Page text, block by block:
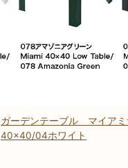
ガーデンテーブル マイアミ
40×40/04ホワイト